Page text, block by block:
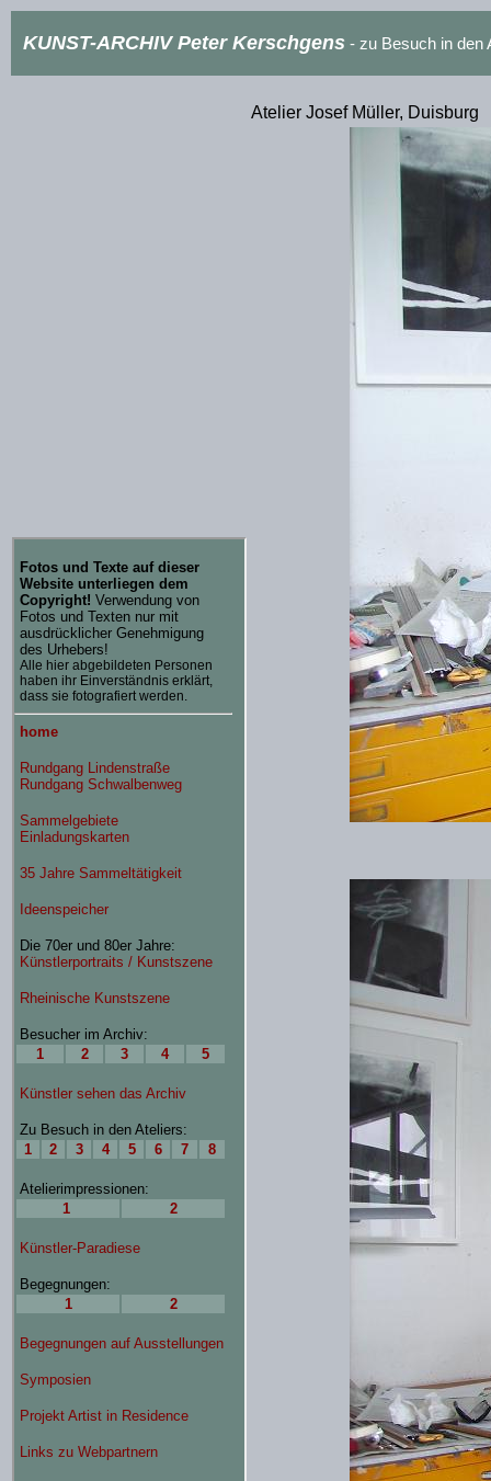
KUNST-ARCHIV Peter Kerschgens - zu Besuch in den
Atelier Josef Müller, Duisburg